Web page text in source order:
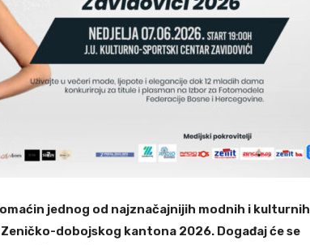
jednog od najznačajnijih modnih i kulturnih
dobojskog kantona 2026. Događaj će se